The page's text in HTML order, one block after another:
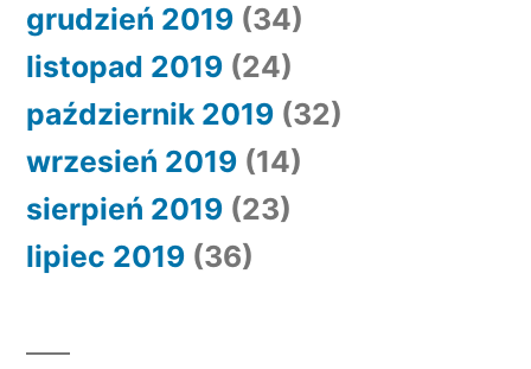
grudzień 2019 (34)
listopad 2019 (24)
październik 2019 (32)
wrzesień 2019 (14)
sierpień 2019 (23)
lipiec 2019 (36)